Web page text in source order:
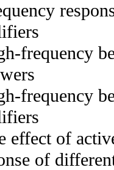
frequency
frequency
effect of
of